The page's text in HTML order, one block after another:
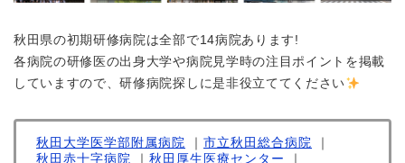
秋田県の初期研修病院は全部で14病院あります!
各病院の研修医の出身大学や病院見学時の注目ポイントを掲載
していますので、研修病院探しに是非役立ててください
秋田大学医学部附属病院 市立秋田総合病院
秋田赤十字病院
秋田厚生医療センター